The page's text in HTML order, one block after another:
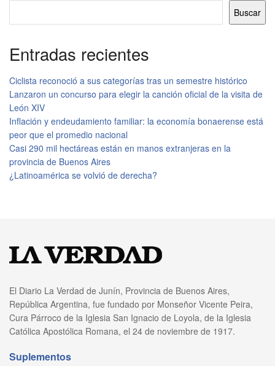
Buscar
Entradas recientes
Ciclista reconoció a sus categorías tras un semestre histórico
Lanzaron un concurso para elegir la canción oficial de la visita de
León XIV
Inflación y endeudamiento familiar: la economía bonaerense está
peor que el promedio nacional
Casi 290 mil hectáreas están en manos extranjeras en la
provincia de Buenos Aires
¿Latinoamérica se volvió de derecha?
El Diario La Verdad de Junín, Provincia de Buenos Aires,
República Argentina, fue fundado por Monseñor Vicente Peira,
Cura Párroco de la Iglesia San Ignacio de Loyola, de la Iglesia
Católica Apostólica Romana, el 24 de noviembre de 1917.
Suplementos